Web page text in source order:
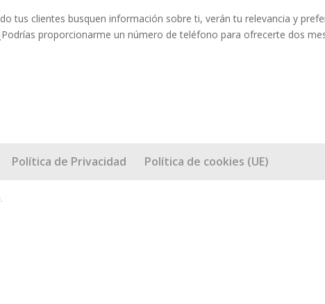
tus clientes busquen información sobre ti, verán tu relevancia y
proporcionarme un número de teléfono para ofrecerte dos
Política de Privacidad Política de cookies (UE)